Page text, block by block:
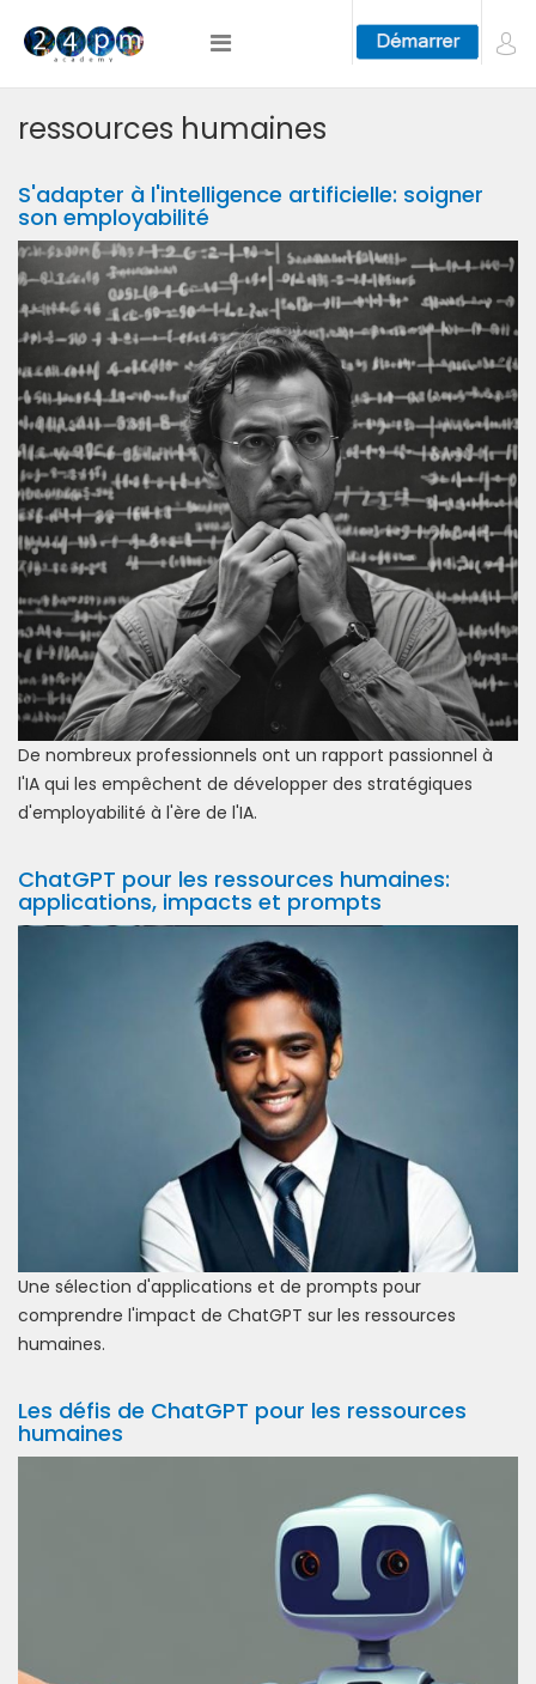
ressources humaines
S'adapter à l'intelligence artificielle: soigner
son employabilité
De nombreux professionnels ont un rapport passionnel à
l'IA qui les empêchent de développer des stratégiques
d'employabilité à l'ère de l'IA.
ChatGPT pour les ressources humaines:
applications, impacts et prompts
Une sélection d'applications et de prompts pour
comprendre l'impact de ChatGPT sur les ressources
humaines.
Les défis de ChatGPT pour les ressources
humaines